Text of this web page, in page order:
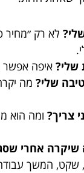
לא רק ״מחיר
שלי? איפה אפשר
שלי? מה
צריך? ומה הוא
שיקרה אחרי
שקט, המשך